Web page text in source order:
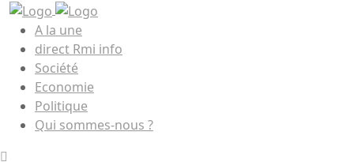
A la une
direct Rmi info
Société
Economie
Politique
Qui sommes-nous ?